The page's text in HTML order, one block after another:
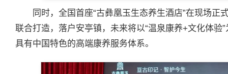
同时，全国首座“古彝凰玉生态养生酒店”在现场
联合打造，落户安亭镇，未来将以“温泉康养+文化体验
具有中国特色的高端康养服务体系。